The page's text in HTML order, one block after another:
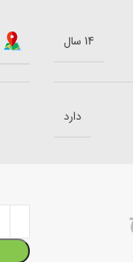
14 سال
دارد